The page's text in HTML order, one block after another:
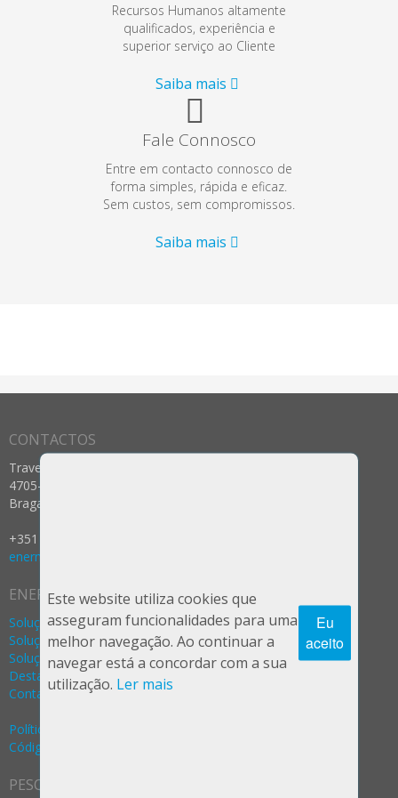
Recursos Humanos altamente
qualificados, experiência e
superior serviço ao Cliente
Saiba mais
Fale Connosco
Entre em contacto connosco de
forma simples, rápida e eficaz.
Sem custos, sem compromissos.
Saiba mais
CONTACTOS
Travessa dos Prados nº 12
4705-025 Celeirós, Aveleda e Vimieiro
Braga - Portugal
+351 253 287 237 (Rede Fixa Nacional)
enermeter@enermeter.pt
ENERMETER
Soluções Água
Soluções Gás
Soluções Eletricidade
Destaques
Contactos
Política Privacidade e Segurança (RGPD)
Código de Ética e Conduta
PESQUISA
Este website utiliza cookies que
asseguram funcionalidades para uma
melhor navegação. Ao continuar a
navegar está a concordar com a sua
utilização. Ler mais
Eu
aceito